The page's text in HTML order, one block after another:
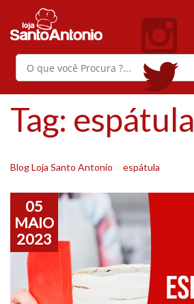
Tag: espátula
Blog Loja Santo Antonio espátula
05
MAIO
2023